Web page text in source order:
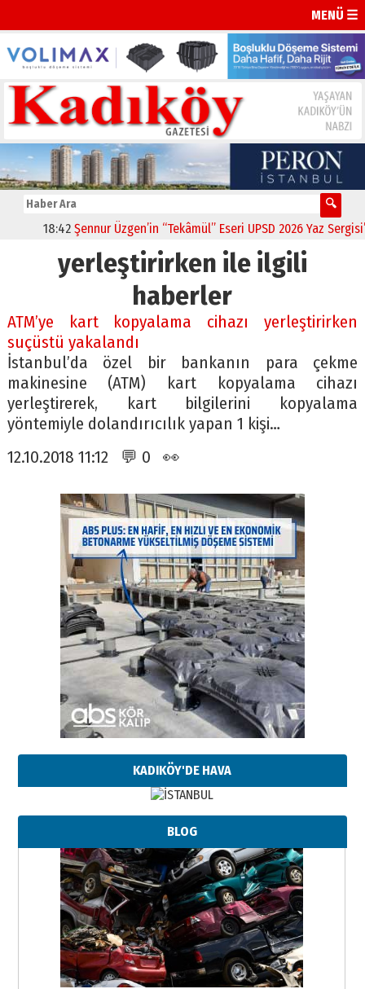
MENÜ ☰
18:42 Şennur Üzgen’in “Tekâmül” Eseri UPSD 2026 Yaz
yerleştirirken ile ilgili
haberler
ATM’ye kart kopyalama cihazı yerleştirirken
suçüstü yakalandı
İstanbul’da özel bir bankanın para çekme
makinesine (ATM) kart kopyalama cihazı
yerleştirerek, kart bilgilerini kopyalama
yöntemiyle dolandırıcılık yapan 1 kişi…
12.10.2018 11:12 💬 0 👀
KADIKÖY'DE HAVA
BLOG